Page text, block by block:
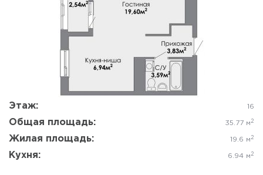
Этаж: 16
Общая площадь: 35.77 м 2
Жилая площадь: 19.6 м 2
Кухня: 6.94 м 2
Да, удалить Отмена